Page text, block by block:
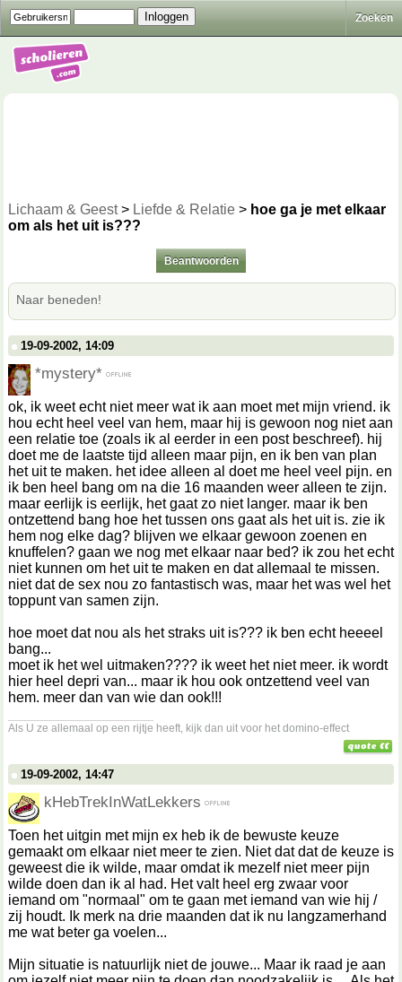
Zoeken
Lichaam & Geest> Liefde & Relatie > hoe ga je met elkaar
om als het uit is???
Beantwoorden
Naar beneden!
19-09-2002, 14:09
*mystery*
ok, ik weet echt niet meer wat ik aan moet met mijn vriend. ik
hou echt heel veel van hem, maar hij is gewoon nog niet aan
een relatie toe (zoals ik al eerder in een post beschreef). hij
doet me de laatste tijd alleen maar pijn, en ik ben van plan
het uit te maken. het idee alleen al doet me heel veel pijn. en
ik ben heel bang om na die 16 maanden weer alleen te zijn.
maar eerlijk is eerlijk, het gaat zo niet langer. maar ik ben
ontzettend bang hoe het tussen ons gaat als het uit is. zie ik
hem nog elke dag? blijven we elkaar gewoon zoenen en
knuffelen? gaan we nog met elkaar naar bed? ik zou het echt
niet kunnen om het uit te maken en dat allemaal te missen.
niet dat de sex nou zo fantastisch was, maar het was wel het
toppunt van samen zijn.
hoe moet dat nou als het straks uit is??? ik ben echt heeeel
bang...
moet ik het wel uitmaken???? ik weet het niet meer. ik wordt
hier heel depri van... maar ik hou ook ontzettend veel van
hem. meer dan van wie dan ook!!!
Als U ze allemaal op een rijtje heeft, kijk dan uit voor het domino-effect
19-09-2002, 14:47
kHebTrekInWatLekkers
Toen het uitgin met mijn ex heb ik de bewuste keuze
gemaakt om elkaar niet meer te zien. Niet dat dat de keuze is
geweest die ik wilde, maar omdat ik mezelf niet meer pijn
wilde doen dan ik al had. Het valt heel erg zwaar voor
iemand om "normaal" om te gaan met iemand van wie hij /
zij houdt. Ik merk na drie maanden dat ik nu langzamerhand
me wat beter ga voelen...
Mijn situatie is natuurlijk niet de jouwe... Maar ik raad je aan